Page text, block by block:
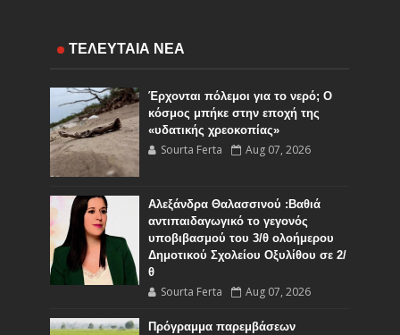
ΤΕΛΕΥΤΑΙΑ ΝΕΑ
Έρχονται πόλεμοι για το νερό; Ο
κόσμος μπήκε στην εποχή της
«υδατικής χρεοκοπίας»
Sourta Ferta Aug 07, 2026
Αλεξάνδρα Θαλασσινού :Βαθιά
αντιπαιδαγωγικό το γεγονός
υποβιβασμού του 3/θ ολοήμερου
Δημοτικού Σχολείου Οξυλίθου σε 2/
θ
Sourta Ferta Aug 07, 2026
Πρόγραμμα παρεμβάσεων